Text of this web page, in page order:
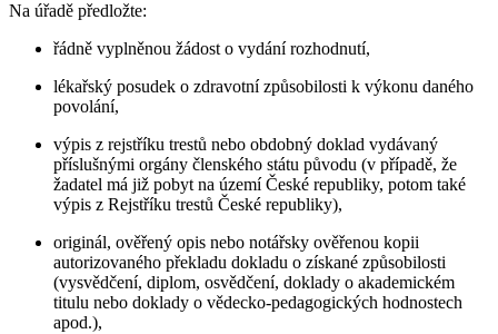
Na úřadě předložte:
řádně vyplněnou žádost o vydání rozhodnutí,
lékařský posudek o zdravotní způsobilosti k výkonu daného
povolání,
výpis z rejstříku trestů nebo obdobný doklad vydávaný
příslušnými orgány členského státu původu (v případě, že
žadatel má již pobyt na území České republiky, potom také
výpis z Rejstříku trestů České republiky),
originál, ověřený opis nebo notářsky ověřenou kopii
autorizovaného překladu dokladu o získané způsobilosti
(vysvědčení, diplom, osvědčení, doklady o akademickém
titulu nebo doklady o vědecko-pedagogických hodnostech
apod.),